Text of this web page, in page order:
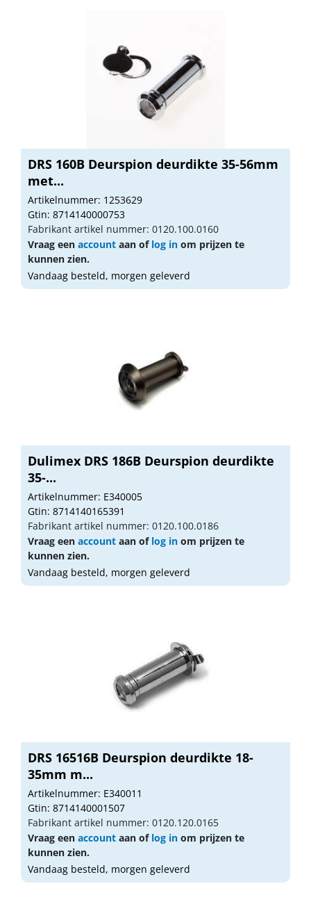
DRS 160B Deurspion deurdikte 35-56mm
met...
Artikelnummer: 1253629
Gtin: 8714140000753
Fabrikant artikel nummer: 0120.100.0160
Vraag een account aan of log in om prijzen te
kunnen zien.
Vandaag besteld, morgen geleverd
Dulimex DRS 186B Deurspion deurdikte
35-...
Artikelnummer: E340005
Gtin: 8714140165391
Fabrikant artikel nummer: 0120.100.0186
Vraag een account aan of log in om prijzen te
kunnen zien.
Vandaag besteld, morgen geleverd
DRS 16516B Deurspion deurdikte 18-
35mm m...
Artikelnummer: E340011
Gtin: 8714140001507
Fabrikant artikel nummer: 0120.120.0165
Vraag een account aan of log in om prijzen te
kunnen zien.
Vandaag besteld, morgen geleverd